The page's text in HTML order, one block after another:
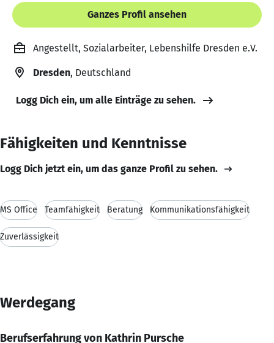
Ganzes Profil ansehen
Angestellt, Sozialarbeiter, Lebenshilfe Dresden e.V.
Dresden, Deutschland
Logg Dich ein, um alle Einträge zu sehen.
Fähigkeiten und Kenntnisse
Logg Dich jetzt ein, um das ganze Profil zu sehen.
MS Office Teamfähigkeit Beratung Kommunikationsfähigkeit
Zuverlässigkeit
Werdegang
Berufserfahrung von Kathrin Pursche